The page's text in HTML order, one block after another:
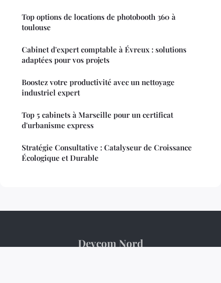
Top options de locations de photobooth 360 à
toulouse
Cabinet d'expert comptable à Évreux : solutions
adaptées pour vos projets
Boostez votre productivité avec un nettoyage
industriel expert
Top 5 cabinets à Marseille pour un certificat
d'urbanisme express
Stratégie Consultative : Catalyseur de Croissance
Écologique et Durable
Devcom Nord